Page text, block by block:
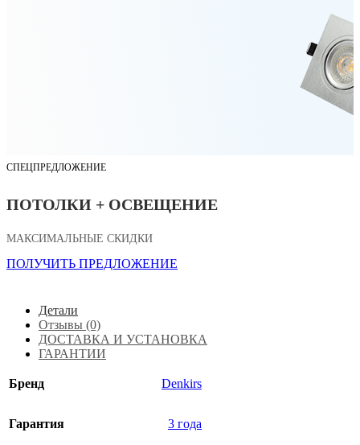
СПЕЦПРЕДЛОЖЕНИЕ
ПОТОЛКИ + ОСВЕЩЕНИЕ
МАКСИМАЛЬНЫЕ СКИДКИ
ПОЛУЧИТЬ ПРЕДЛОЖЕНИЕ
Детали
Отзывы (0)
ДОСТАВКА И УСТАНОВКА
ГАРАНТИИ
Бренд Denkirs
Гарантия 3 года